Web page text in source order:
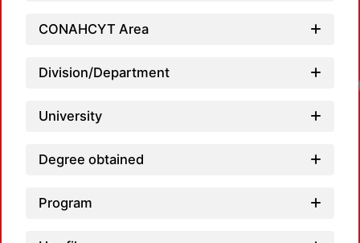
CONAHCYT Area
Division/Department
University
Degree obtained
Program